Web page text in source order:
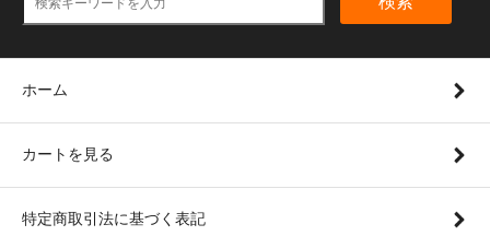
ホーム
カートを見る
特定商取引法に基づく表記